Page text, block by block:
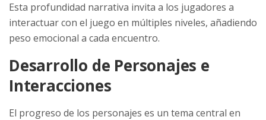
Esta profundidad narrativa invita a los jugadores a
interactuar con el juego en múltiples niveles, añadiendo
peso emocional a cada encuentro.
Desarrollo de Personajes e
Interacciones
El progreso de los personajes es un tema central en